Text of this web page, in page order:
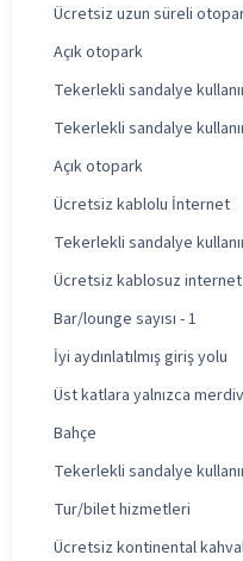
Ücretsiz uzun süreli
Açık otopark
Tekerlekli sandalye
Tekerlekli sandalye
Açık otopark
Ücretsiz kablolu İnternet
Tekerlekli sandalye
Ücretsiz kablosuz internet
Bar/lounge sayısı - 1
İyi aydınlatılmış giriş yolu
Üst katlara yalnızca
Bahçe
Tekerlekli sandalye
Tur/bilet hizmetleri
Ücretsiz kontinental